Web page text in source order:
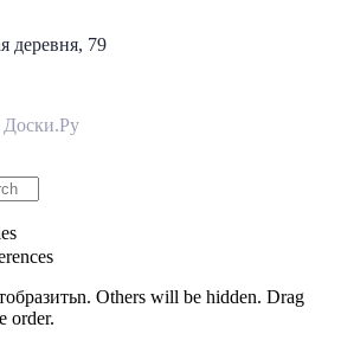
деревня, 79
Others will be hidden. Drag
order.